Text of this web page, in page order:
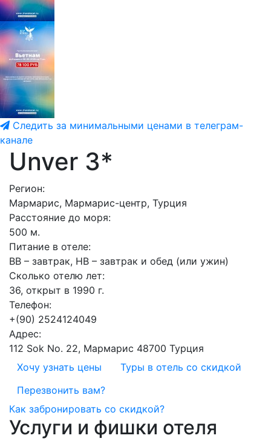
Следить за минимальными ценами в телеграм-
канале
Unver 3*
Регион:
Мармарис, Мармарис-центр, Турция
Расстояние до моря:
500 м.
Питание в отеле:
BB – завтрак, HB – завтрак и обед (или ужин)
Сколько отелю лет:
36, открыт в 1990 г.
Телефон:
+(90) 2524124049
Адрес:
112 Sok No. 22, Мармарис 48700 Турция
Хочу узнать цены
Туры в отель со скидкой
Перезвонить вам?
Как забронировать со скидкой?
Услуги и фишки отеля